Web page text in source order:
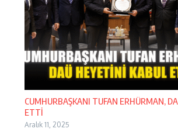
CUMHURBAŞKANI TUFAN ERHÜRMAN,
ETTİ
Aralık 11, 2025